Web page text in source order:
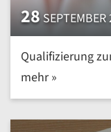
28
Qualifizierung
mehr »